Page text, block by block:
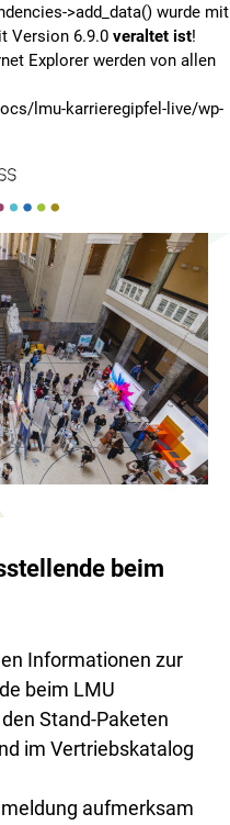
>add_data() wurde mit
Version 6.9.0 veraltet ist!
Explorer werden von allen
lmu-karrieregipfel-live/wp-
Zum
springen
beim
Informationen zur
beim LMU
Stand-Paketen
im Vertriebskatalog
aufmerksam